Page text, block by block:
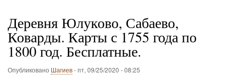
Деревня Юлуково, Сабаево,
Коварды. Карты с 1755 года по
1800 год. Бесплатные.
Опубликовано Шагиев-пт, 09/25/2020 - 08:25